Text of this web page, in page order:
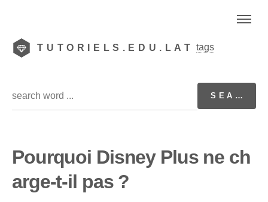
TUTORIELS.EDU.LAT tags
Pourquoi Disney Plus ne ch
arge-t-il pas ?